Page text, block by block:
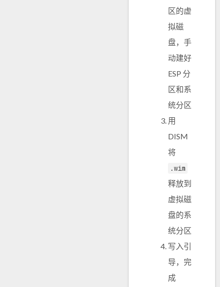
区的虚
拟磁
盘，手
动建好
ESP 分
区和系
统分区
用
DISM
将
.wim
释放到
虚拟磁
盘的系
统分区
写入引
导，完
成